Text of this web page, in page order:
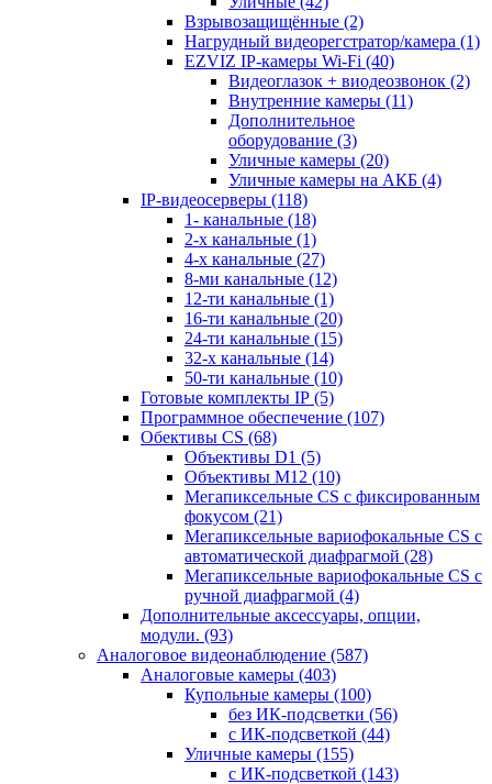
Взрывозащищённые (2)
Нагрудный видеорегстратор/камера (1)
EZVIZ IP-камеры Wi-Fi (40)
Видеоглазок + виодеозвонок (2)
Внутренние камеры (11)
Дополнительное
оборудование (3)
Уличные камеры (20)
Уличные камеры на АКБ (4)
IP-видеосерверы (118)
1- канальные (18)
2-х канальные (1)
4-х канальные (27)
8-ми канальные (12)
12-ти канальные (1)
16-ти канальные (20)
24-ти канальные (15)
32-х канальные (14)
50-ти канальные (10)
Готовые комплекты IP (5)
Программное обеспечение (107)
Обективы CS (68)
Объективы D1 (5)
Объективы M12 (10)
Мегапиксельные CS c фиксированным
фокусом (21)
Мегапиксельные вариофокальные CS c
автоматической диафрагмой (28)
Мегапиксельные вариофокальные CS c
ручной диафрагмой (4)
Дополнительные аксессуары, опции,
модули. (93)
Аналоговое видеонаблюдение (587)
Аналоговые камеры (403)
Купольные камеры (100)
без ИК-подсветки (56)
с ИК-подсветкой (44)
Уличные камеры (155)
с ИК-подсветкой (143)